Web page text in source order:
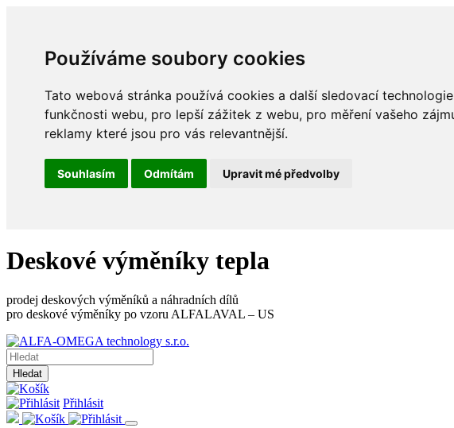
Používáme soubory cookies
Tato webová stránka používá cookies a další sledovací
funkčnosti webu, pro lepší zážitek z webu, pro měření vašeho
reklamy které jsou pro vás relevantnější.
Souhlasím Odmítám Upravit mé předvolby
Deskové výměníky tepla
prodej deskových výměníků a náhradních dílů
pro deskové výměníky po vzoru ALFALAVAL – US
Hledat
Přihlásit